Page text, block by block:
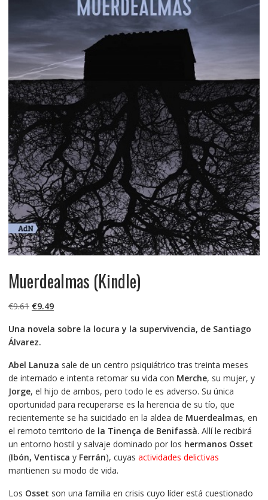
Muerdealmas (Kindle)
€9.61 El
original
era:
€9.49El
actual
Una novela sobre la locura y la supervivencia, de Santiago
Álvarez.
Abel Lanuza sale de un centro psiquiátrico tras treinta meses
de internado e intenta retomar su vida con Merche, su mujer, y
Jorge, el hijo de ambos, pero todo le es adverso. Su única
oportunidad para recuperarse es la herencia de su tío, que
recientemente se ha suicidado en la aldea de Muerdealmas, en
el remoto territorio de la Tinença de Benifassà. Allí le recibirá
un entorno hostil y salvaje dominado por los hermanos Osset
(Ibón, Ventisca y Ferrán), cuyas actividades delictivas
mantienen su modo de vida.
Los Osset son una familia en crisis cuyo líder está cuestionado